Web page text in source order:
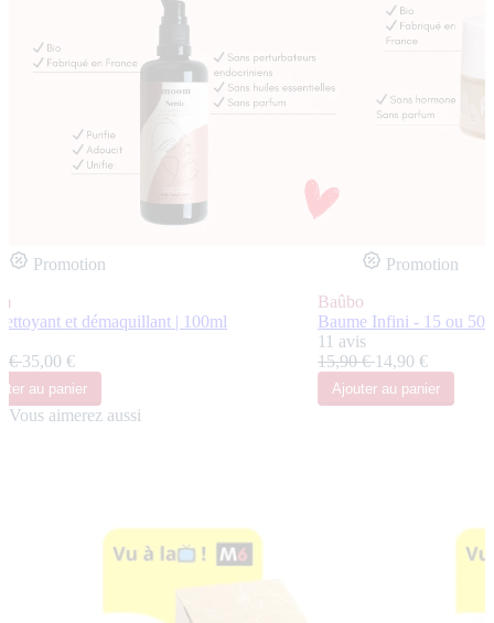
Promotion
et démaquillant | 100ml
€35,00 €
au panier
Promotion
Baûbo
Baume Infini - 15 ou
11 avis
15,90 €14,90 €
Ajouter au panier
Vous aimerez aussi